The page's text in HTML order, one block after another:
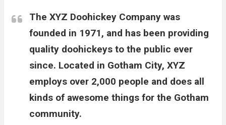
The XYZ Doohickey Company was
founded in 1971, and has been providing
quality doohickeys to the public ever
since. Located in Gotham City, XYZ
employs over 2,000 people and does all
kinds of awesome things for the Gotham
community.